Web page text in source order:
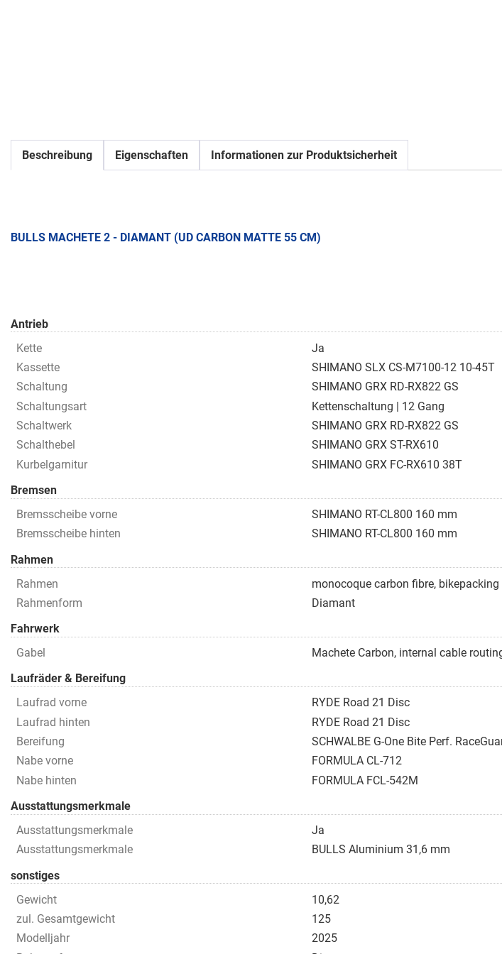
Beschreibung Eigenschaften Informationen zur Produktsicherheit
BULLS MACHETE 2 - DIAMANT (UD CARBON MATTE 55 CM)
Antrieb
Kette
Ja
Kassette
SHIMANO SLX CS-M7100-12 10-45T
Schaltung
SHIMANO GRX RD-RX822 GS
Schaltungsart
Kettenschaltung | 12 Gang
Schaltwerk
SHIMANO GRX RD-RX822 GS
Schalthebel
SHIMANO GRX ST-RX610
Kurbelgarnitur
SHIMANO GRX FC-RX610 38T
Bremsen
Bremsscheibe vorne
SHIMANO RT-CL800 160 mm
Bremsscheibe hinten
SHIMANO RT-CL800 160 mm
Rahmen
Rahmen
monocoque carbon fibre, bikepacking
Rahmenform
Diamant
Fahrwerk
Gabel
Machete Carbon, internal cable
Laufräder & Bereifung
Laufrad vorne
RYDE Road 21 Disc
Laufrad hinten
RYDE Road 21 Disc
Bereifung
SCHWALBE G-One Bite Perf.
Nabe vorne
FORMULA CL-712
Nabe hinten
FORMULA FCL-542M
Ausstattungsmerkmale
Ausstattungsmerkmale
Ja
Ausstattungsmerkmale
BULLS Aluminium 31,6 mm
sonstiges
Gewicht
10,62
zul. Gesamtgewicht
125
Modelljahr
2025